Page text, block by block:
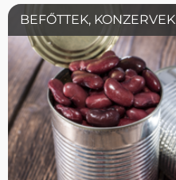
BEFŐTTEK, KONZERVEK